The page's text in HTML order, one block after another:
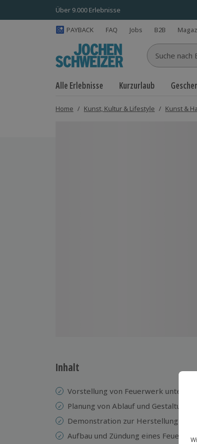
Über 9.000 Erlebnisse
PAYBACK FAQ Jobs B2B
Suche nach
Alle Erlebnisse Kurzurlaub
Home / Kunst, Kultur & Lifestyle / Kunst &
Inhalt
Vorstellung von Feuerwerk
Planung von Ablauf und Gestaltung
Demonstration zur Herstellung von
Aufbau und Zündung eines